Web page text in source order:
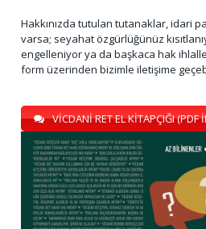
Hakkınızda tutulan tutanaklar, idari
varsa; seyahat özgürlüğünüz
engelleniyor ya da başkaca hak
form üzerinden bizimle iletişime
VİCDANİ RET EL KİTAPÇIĞI (PDF